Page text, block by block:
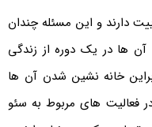
دارند و این مسئله چندان
ها در یک دوره از زندگی
خانه نشین شدن آن ها
فعالیت های مربوط به سئو